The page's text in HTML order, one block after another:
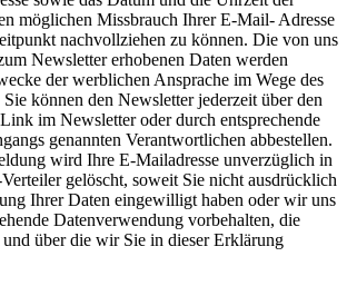
möglichen Missbrauch Ihrer E-Mail- Adresse
nachvollziehen zu können. Die von uns
Newsletter erhobenen Daten werden
der werblichen Ansprache im Wege des
können den Newsletter jederzeit über den
im Newsletter oder durch entsprechende
genannten Verantwortlichen abbestellen.
wird Ihre E-Mailadresse unverzüglich in
gelöscht, soweit Sie nicht ausdrücklich
Ihrer Daten eingewilligt haben oder wir uns
Datenverwendung vorbehalten, die
und über die wir Sie in dieser Erklärung